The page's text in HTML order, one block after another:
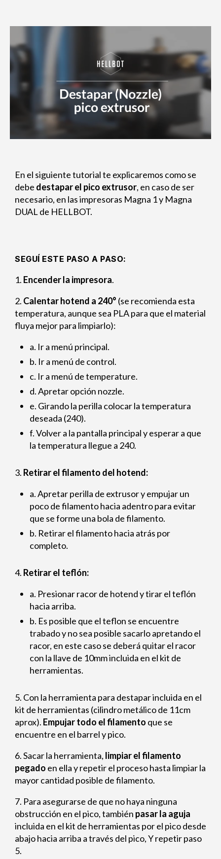
En el siguiente tutorial te explicaremos como se
debe destapar el pico extrusor, en caso de ser
necesario, en las impresoras Magna 1 y Magna
DUAL de HELLBOT.
SEGUÍ ESTE PASO A PASO:
1. Encender la impresora.
2. Calentar hotend a 240° (se recomienda esta
temperatura, aunque sea PLA para que el material
fluya mejor para limpiarlo):
a. Ir a menú principal.
b. Ir a menú de control.
c. Ir a menú de temperature.
d. Apretar opción nozzle.
e. Girando la perilla colocar la temperatura
deseada (240).
f. Volver a la pantalla principal y esperar a que
la temperatura llegue a 240.
3. Retirar el filamento del hotend:
a. Apretar perilla de extrusor y empujar un
poco de filamento hacia adentro para evitar
que se forme una bola de filamento.
b. Retirar el filamento hacia atrás por
completo.
4. Retirar el teflón:
a. Presionar racor de hotend y tirar el teflón
hacia arriba.
b. Es posible que el teflon se encuentre
trabado y no sea posible sacarlo apretando el
racor, en este caso se deberá quitar el racor
con la llave de 10mm incluida en el kit de
herramientas.
5. Con la herramienta para destapar incluida en el
kit de herramientas (cilindro metálico de 11cm
aprox). Empujar todo el filamento que se
encuentre en el barrel y pico.
6. Sacar la herramienta, limpiar el filamento
pegado en ella y repetir el proceso hasta limpiar la
mayor cantidad posible de filamento.
7. Para asegurarse de que no haya ninguna
obstrucción en el pico, también pasar la aguja
incluida en el kit de herramientas por el pico desde
abajo hacia arriba a través del pico, Y repetir paso
5.